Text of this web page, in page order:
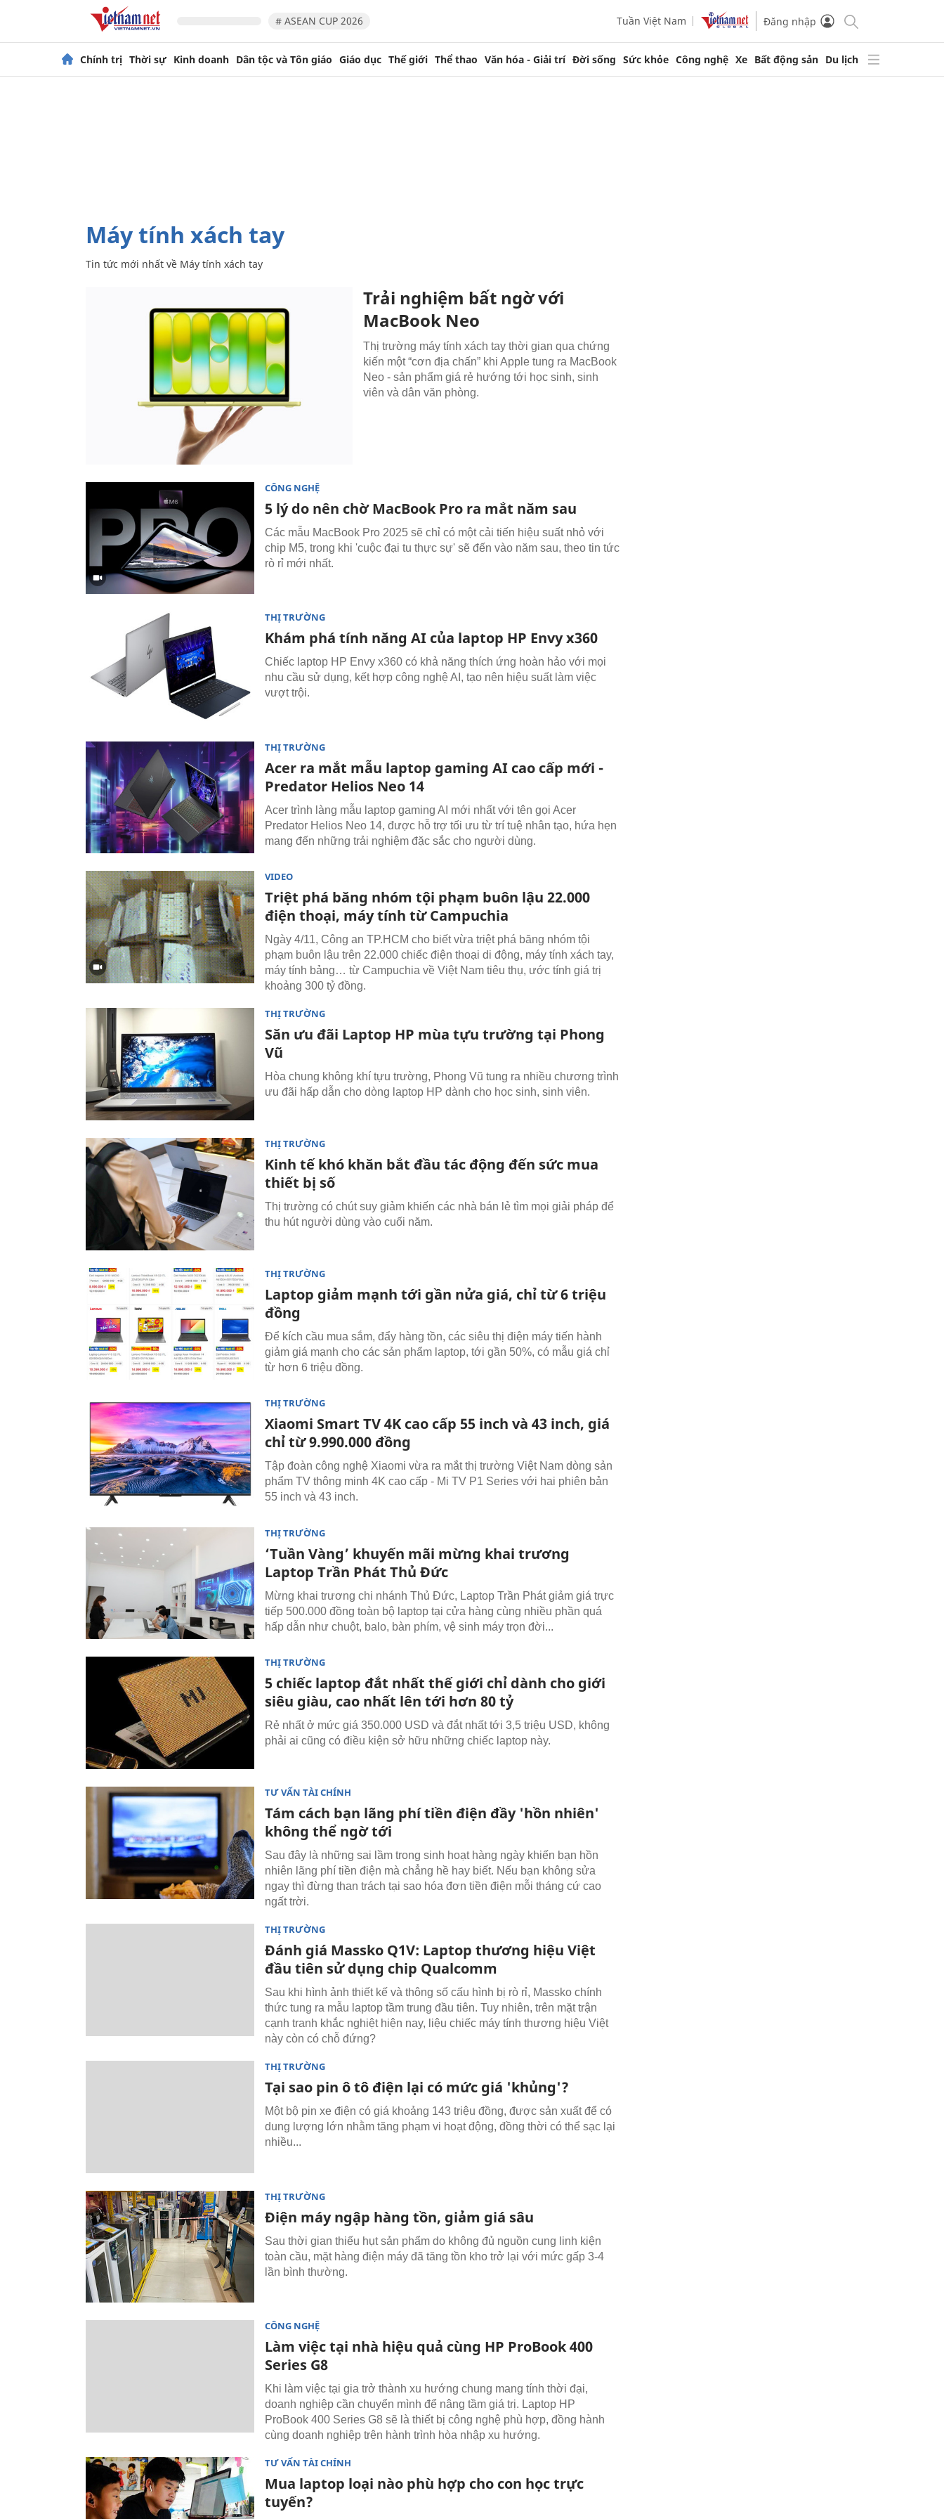
# ASEAN CUP 2026 Tuần Việt Nam Đăng nhập
Chính trị Thời sự Kinh doanh Dân tộc và Tôn giáo Giáo dục Thế giới Thể thao Văn hóa - Giải trí Đời sống Sức khỏe Công nghệ Xe Bất động sản Du lịch
Máy tính xách tay
Tin tức mới nhất về Máy tính xách tay
Trải nghiệm bất ngờ với
MacBook Neo
Thị trường máy tính xách tay thời gian qua chứng
kiến một “cơn địa chấn” khi Apple tung ra MacBook
Neo - sản phẩm giá rẻ hướng tới học sinh, sinh
viên và dân văn phòng.
CÔNG NGHỆ
5 lý do nên chờ MacBook Pro ra mắt năm sau
Các mẫu MacBook Pro 2025 sẽ chỉ có một cải tiến hiệu suất nhỏ với
chip M5, trong khi 'cuộc đại tu thực sự' sẽ đến vào năm sau, theo tin tức
rò rỉ mới nhất.
THỊ TRƯỜNG
Khám phá tính năng AI của laptop HP Envy x360
Chiếc laptop HP Envy x360 có khả năng thích ứng hoàn hảo với mọi
nhu cầu sử dụng, kết hợp công nghệ AI, tạo nên hiệu suất làm việc
vượt trội.
THỊ TRƯỜNG
Acer ra mắt mẫu laptop gaming AI cao cấp mới -
Predator Helios Neo 14
Acer trình làng mẫu laptop gaming AI mới nhất với tên gọi Acer
Predator Helios Neo 14, được hỗ trợ tối ưu từ trí tuệ nhân tạo, hứa hẹn
mang đến những trải nghiệm đặc sắc cho người dùng.
VIDEO
Triệt phá băng nhóm tội phạm buôn lậu 22.000
điện thoại, máy tính từ Campuchia
Ngày 4/11, Công an TP.HCM cho biết vừa triệt phá băng nhóm tội
phạm buôn lậu trên 22.000 chiếc điện thoại di động, máy tính xách tay,
máy tính bảng… từ Campuchia về Việt Nam tiêu thụ, ước tính giá trị
khoảng 300 tỷ đồng.
THỊ TRƯỜNG
Săn ưu đãi Laptop HP mùa tựu trường tại Phong
Vũ
Hòa chung không khí tựu trường, Phong Vũ tung ra nhiều chương trình
ưu đãi hấp dẫn cho dòng laptop HP dành cho học sinh, sinh viên.
THỊ TRƯỜNG
Kinh tế khó khăn bắt đầu tác động đến sức mua
thiết bị số
Thị trường có chút suy giảm khiến các nhà bán lẻ tìm mọi giải pháp để
thu hút người dùng vào cuối năm.
THỊ TRƯỜNG
Laptop giảm mạnh tới gần nửa giá, chỉ từ 6 triệu
đồng
Để kích cầu mua sắm, đẩy hàng tồn, các siêu thị điện máy tiến hành
giảm giá mạnh cho các sản phẩm laptop, tới gần 50%, có mẫu giá chỉ
từ hơn 6 triệu đồng.
THỊ TRƯỜNG
Xiaomi Smart TV 4K cao cấp 55 inch và 43 inch, giá
chỉ từ 9.990.000 đồng
Tập đoàn công nghệ Xiaomi vừa ra mắt thị trường Việt Nam dòng sản
phẩm TV thông minh 4K cao cấp - Mi TV P1 Series với hai phiên bản
55 inch và 43 inch.
THỊ TRƯỜNG
‘Tuần Vàng’ khuyến mãi mừng khai trương
Laptop Trần Phát Thủ Đức
Mừng khai trương chi nhánh Thủ Đức, Laptop Trần Phát giảm giá trực
tiếp 500.000 đồng toàn bộ laptop tại cửa hàng cùng nhiều phần quá
hấp dẫn như chuột, balo, bàn phím, vệ sinh máy trọn đời...
THỊ TRƯỜNG
5 chiếc laptop đắt nhất thế giới chỉ dành cho giới
siêu giàu, cao nhất lên tới hơn 80 tỷ
Rẻ nhất ở mức giá 350.000 USD và đắt nhất tới 3,5 triệu USD, không
phải ai cũng có điều kiện sở hữu những chiếc laptop này.
TƯ VẤN TÀI CHÍNH
Tám cách bạn lãng phí tiền điện đầy 'hồn nhiên'
không thể ngờ tới
Sau đây là những sai lầm trong sinh hoạt hàng ngày khiến bạn hồn
nhiên lãng phí tiền điện mà chẳng hề hay biết. Nếu bạn không sửa
ngay thì đừng than trách tại sao hóa đơn tiền điện mỗi tháng cứ cao
ngất trời.
THỊ TRƯỜNG
Đánh giá Massko Q1V: Laptop thương hiệu Việt
đầu tiên sử dụng chip Qualcomm
Sau khi hình ảnh thiết kế và thông số cấu hình bị rò rỉ, Massko chính
thức tung ra mẫu laptop tầm trung đầu tiên. Tuy nhiên, trên mặt trận
cạnh tranh khắc nghiệt hiện nay, liệu chiếc máy tính thương hiệu Việt
này còn có chỗ đứng?
THỊ TRƯỜNG
Tại sao pin ô tô điện lại có mức giá 'khủng'?
Một bộ pin xe điện có giá khoảng 143 triệu đồng, được sản xuất để có
dung lượng lớn nhằm tăng phạm vi hoạt động, đồng thời có thể sạc lại
nhiều...
THỊ TRƯỜNG
Điện máy ngập hàng tồn, giảm giá sâu
Sau thời gian thiếu hụt sản phẩm do không đủ nguồn cung linh kiện
toàn cầu, mặt hàng điện máy đã tăng tồn kho trở lại với mức gấp 3-4
lần bình thường.
CÔNG NGHỆ
Làm việc tại nhà hiệu quả cùng HP ProBook 400
Series G8
Khi làm việc tại gia trở thành xu hướng chung mang tính thời đại,
doanh nghiệp cần chuyển mình để nâng tầm giá trị. Laptop HP
ProBook 400 Series G8 sẽ là thiết bị công nghệ phù hợp, đồng hành
cùng doanh nghiệp trên hành trình hòa nhập xu hướng.
TƯ VẤN TÀI CHÍNH
Mua laptop loại nào phù hợp cho con học trực
tuyến?